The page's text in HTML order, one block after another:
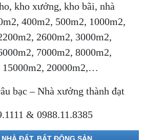
kho xưởng, kho bãi, nhà
400m2, 500m2, 1000m2,
2600m2, 3000m2,
7000m2, 8000m2,
15000m2, 20000m2,…
bạc – Nhà xưởng thành đạt
& 0988.11.8385